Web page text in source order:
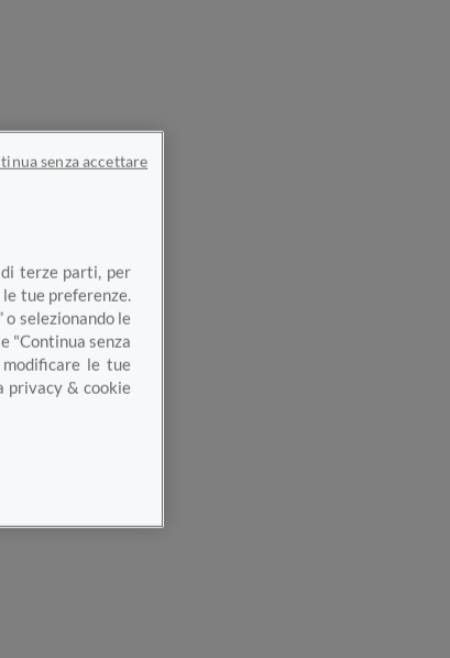
terze parti, per
tue preferenze.
o selezionando le
"Continua senza
le tue
privacy & cookie
senza accettare